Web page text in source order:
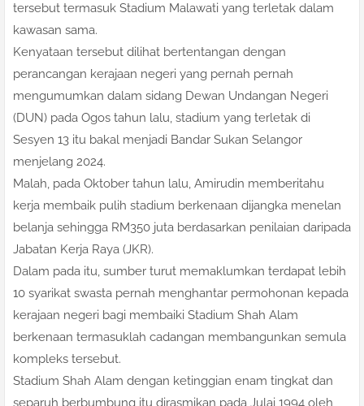
tersebut termasuk Stadium Malawati yang terletak dalam
kawasan sama.
Kenyataan tersebut dilihat bertentangan dengan
perancangan kerajaan negeri yang pernah pernah
mengumumkan dalam sidang Dewan Undangan Negeri
(DUN) pada Ogos tahun lalu, stadium yang terletak di
Sesyen 13 itu bakal menjadi Bandar Sukan Selangor
menjelang 2024.
Malah, pada Oktober tahun lalu, Amirudin memberitahu
kerja membaik pulih stadium berkenaan dijangka menelan
belanja sehingga RM350 juta berdasarkan penilaian daripada
Jabatan Kerja Raya (JKR).
Dalam pada itu, sumber turut memaklumkan terdapat lebih
10 syarikat swasta pernah menghantar permohonan kepada
kerajaan negeri bagi membaiki Stadium Shah Alam
berkenaan termasuklah cadangan membangunkan semula
kompleks tersebut.
Stadium Shah Alam dengan ketinggian enam tingkat dan
separuh berbumbung itu dirasmikan pada Julai 1994 oleh